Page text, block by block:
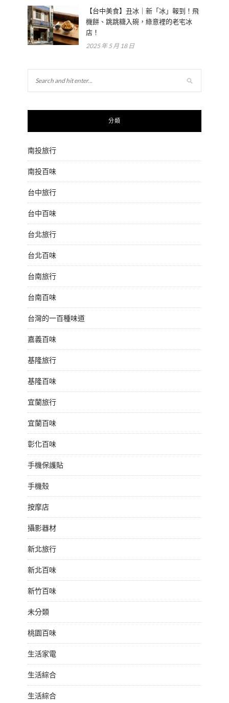
【台中美食】丑冰｜新「冰」報到！飛
機餅、跳跳糖入碗，綠意裡的老宅冰
店！
2025 年 5 月 18 日
分類
南投旅行
南投百味
台中旅行
台中百味
台北旅行
台北百味
台南旅行
台南百味
台灣的一百種味道
嘉義百味
基隆旅行
基隆百味
宜蘭旅行
宜蘭百味
彰化百味
手機保護貼
手機殼
按摩店
攝影器材
新北旅行
新北百味
新竹百味
未分類
桃園百味
生活家電
生活綜合
生活綜合